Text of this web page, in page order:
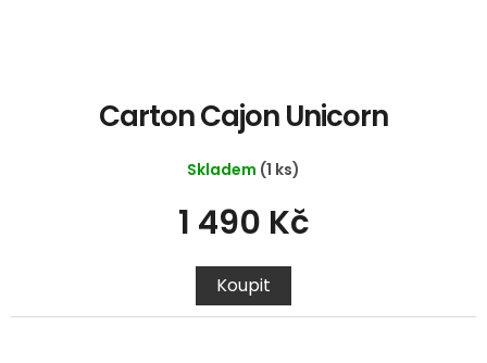
Carton Cajon Unicorn
Skladem (1 ks)
1 490 Kč
Koupit